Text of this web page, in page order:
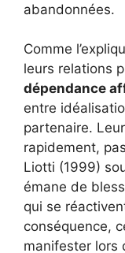
abandonnées.
Comme
leurs relations
dépendance
entre
partenaire.
rapidement,
Liotti (1999)
émane de
qui se
conséquence,
manifester lors